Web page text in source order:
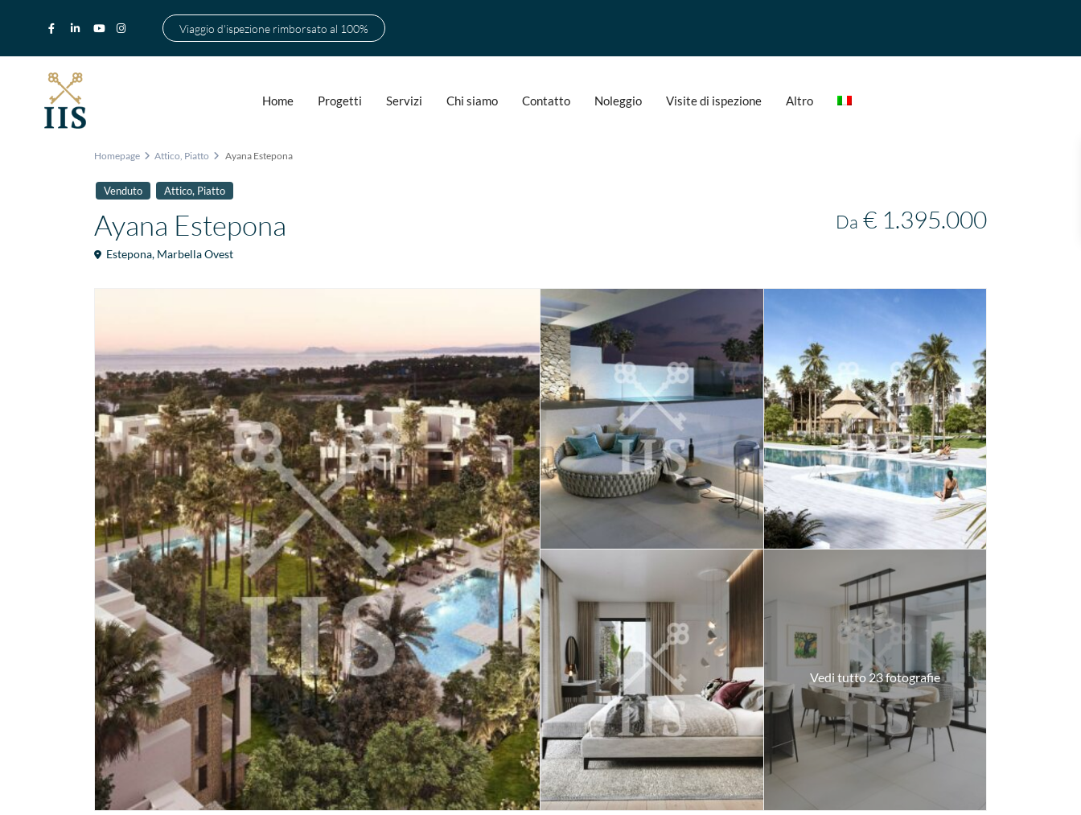
Viaggio d'ispezione rimborsato al 100%
Home Progetti Servizi Chi siamo Contatto Noleggio Visite di ispezione Altro
Homepage Attico, Piatto Ayana Estepona
Venduto Attico, Piatto
Ayana Estepona Da € 1.395.000
Estepona, Marbella Ovest
Vedi tutto 23 fotografie